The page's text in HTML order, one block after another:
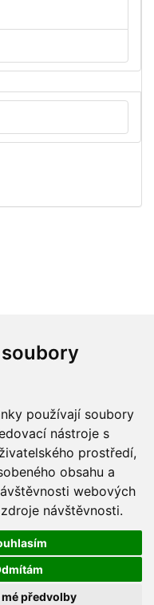
používají soubory
nástroje s
prostředí,
obsahu a
webových
návštěvnosti.
předvolby